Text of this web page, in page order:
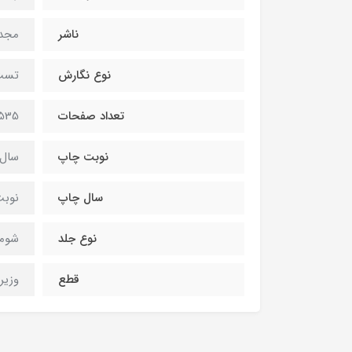
ناشر
نوع نگارش
تعداد صفحات 535
نوبت چاپ سال 1404
سال چاپ
نوع جلد
قطع